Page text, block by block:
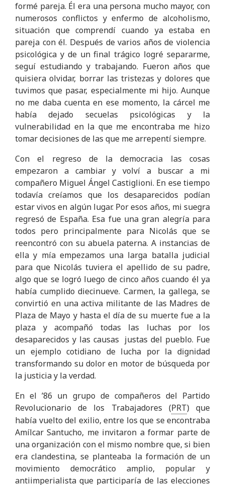
formé pareja. Él era una persona mucho mayor, con
numerosos conflictos y enfermo de alcoholismo,
situación que comprendí cuando ya estaba en
pareja con él. Después de varios años de violencia
psicológica y de un final trágico logré separarme,
seguí estudiando y trabajando. Fueron años que
quisiera olvidar, borrar las tristezas y dolores que
tuvimos que pasar, especialmente mi hijo. Aunque
no me daba cuenta en ese momento, la cárcel me
había dejado secuelas psicológicas y la
vulnerabilidad en la que me encontraba me hizo
tomar decisiones de las que me arrepentí siempre.
Con el regreso de la democracia las cosas
empezaron a cambiar y volví a buscar a mi
compañero Miguel Ángel Castiglioni. En ese tiempo
todavía creíamos que los desaparecidos podían
estar vivos en algún lugar. Por esos años, mi suegra
regresó de España. Esa fue una gran alegría para
todos pero principalmente para Nicolás que se
reencontró con su abuela paterna. A instancias de
ella y mía empezamos una larga batalla judicial
para que Nicolás tuviera el apellido de su padre,
algo que se logró luego de cinco años cuando él ya
había cumplido diecinueve. Carmen, la gallega, se
convirtió en una activa militante de las Madres de
Plaza de Mayo y hasta el día de su muerte fue a la
plaza y acompañó todas las luchas por los
desaparecidos y las causas justas del pueblo. Fue
un ejemplo cotidiano de lucha por la dignidad
transformando su dolor en motor de búsqueda por
la justicia y la verdad.
En el ’86 un grupo de compañeros del Partido
Revolucionario de los Trabajadores (PRT) que
había vuelto del exilio, entre los que se encontraba
Amílcar Santucho, me invitaron a formar parte de
una organización con el mismo nombre que, si bien
era clandestina, se planteaba la formación de un
movimiento democrático amplio, popular y
antiimperialista que participaría de las elecciones